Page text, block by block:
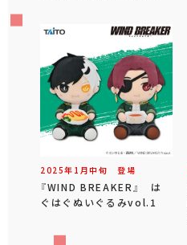
2025年 1 月中旬 登場
『WIND BREAKER』 は
ぐはぐぬいぐるみvol.1